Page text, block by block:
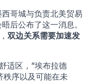
西哥城与负责北美贸易
后公布了这一消息。
双边关系需要加速发
适区，”埃布拉德
秩序以及可能在未